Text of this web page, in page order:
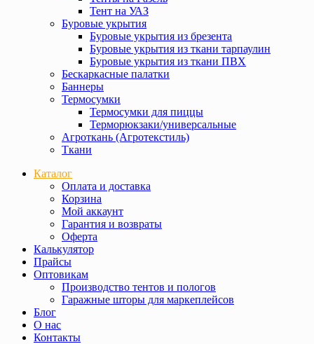
Тент на УАЗ
Буровые укрытия
Буровые укрытия из брезента
Буровые укрытия из ткани тарпаулин
Буровые укрытия из ткани ПВХ
Бескаркасные палатки
Баннеры
Термосумки
Термосумки для пиццы
Терморюкзаки/универсальные
Агроткань (Агротекстиль)
Ткани
Каталог
Оплата и доставка
Корзина
Мой аккаунт
Гарантия и возвраты
Оферта
Калькулятор
Прайсы
Оптовикам
Производство тентов и пологов
Гаражные шторы для маркеплейсов
Блог
О нас
Контакты